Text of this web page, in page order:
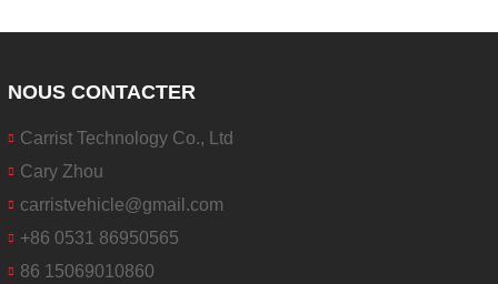
NOUS CONTACTER
Carrist Technology Co., Ltd
Cary Zhou
carristvehicle@gmail.com
+86 0531 86950565
86 15069010860